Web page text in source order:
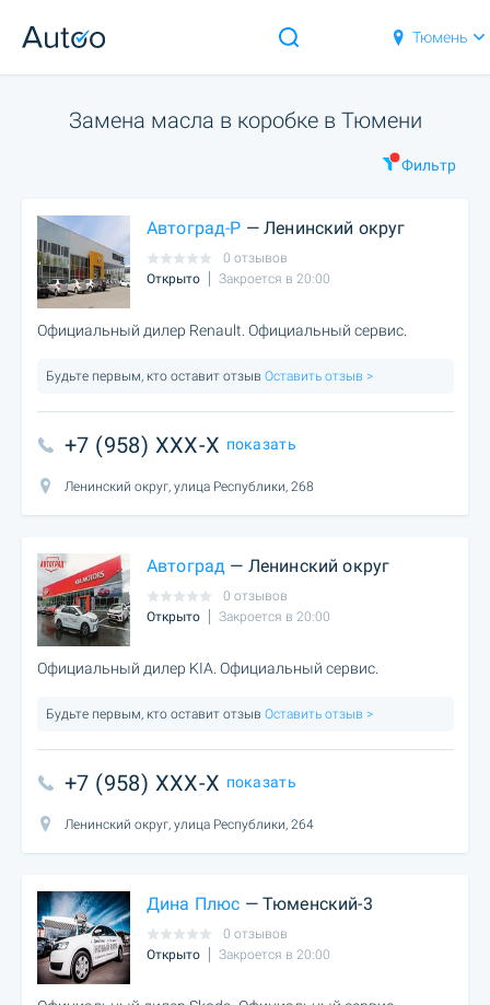
Тюмень
Замена масла в коробке в Тюмени
Фильтр
Автоград-Р — Ленинский округ
0 отзывов
Открыто
Закроется в 20:00
Официальный дилер Renault. Официальный сервис.
Будьте первым, кто оставит отзыв Оставить отзыв >
+7 (958) XXX-X показать
Ленинский округ, улица Республики, 268
Автоград — Ленинский округ
0 отзывов
Открыто
Закроется в 20:00
Официальный дилер KIA. Официальный сервис.
Будьте первым, кто оставит отзыв Оставить отзыв >
+7 (958) XXX-X показать
Ленинский округ, улица Республики, 264
Дина Плюс — Тюменский-3
0 отзывов
Открыто
Закроется в 20:00